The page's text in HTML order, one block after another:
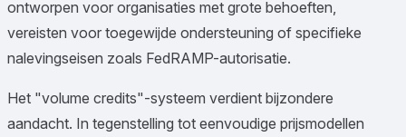
ontworpen voor organisaties met grote behoeften,
vereisten voor toegewijde ondersteuning of specifieke
nalevingseisen zoals FedRAMP-autorisatie.
Het "volume credits"-systeem verdient bijzondere
aandacht. In tegenstelling tot eenvoudige prijsmodellen